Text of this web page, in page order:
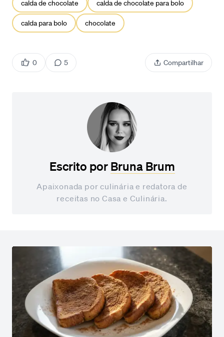
calda de chocolate calda de chocolate para bolo
calda para bolo chocolate
0 5 Compartilhar
Escrito por Bruna Brum
Apaixonada por culinária e redatora de
receitas no Casa e Culinária.